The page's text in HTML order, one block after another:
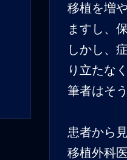
移植を増
ますし、
しかし、
り立たな
筆者はそ
患者から
移植外科